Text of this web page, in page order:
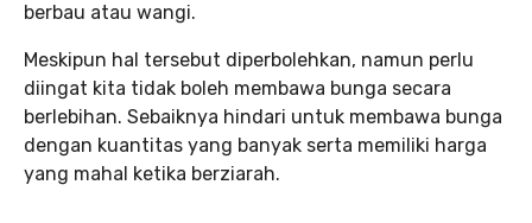
berbau atau wangi.
Meskipun hal tersebut diperbolehkan, namun perlu
diingat kita tidak boleh membawa bunga secara
berlebihan. Sebaiknya hindari untuk membawa bunga
dengan kuantitas yang banyak serta memiliki harga
yang mahal ketika berziarah.